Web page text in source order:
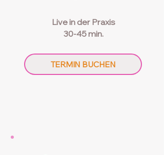
Live in der Praxis
30-45 min.
TERMIN BUCHEN